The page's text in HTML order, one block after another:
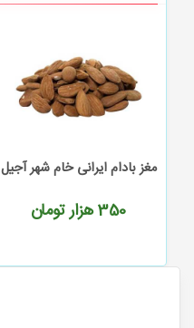
مغز بادام ایرانی خام شهر آجیل
350هزار تومان